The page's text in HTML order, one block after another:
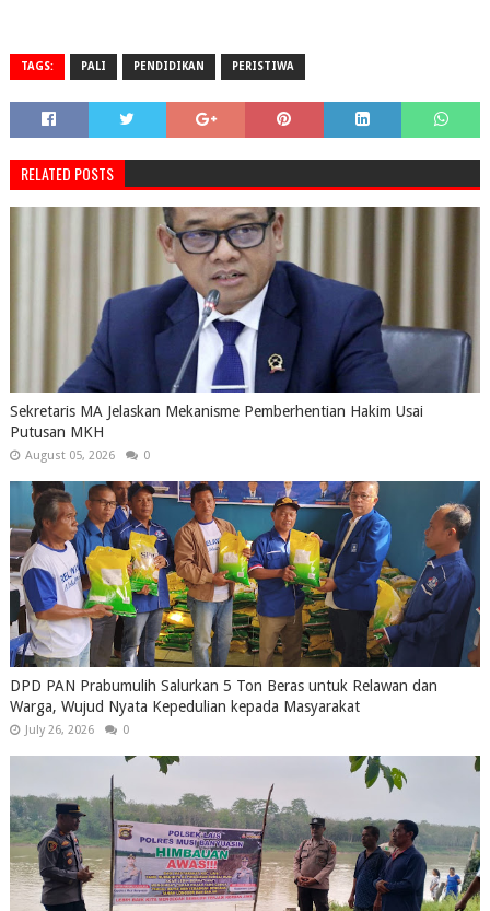
TAGS: PALI PENDIDIKAN PERISTIWA
RELATED POSTS
Sekretaris MA Jelaskan Mekanisme Pemberhentian Hakim Usai
Putusan MKH
August 05, 2026 0
DPD PAN Prabumulih Salurkan 5 Ton Beras untuk Relawan dan
Warga, Wujud Nyata Kepedulian kepada Masyarakat
July 26, 2026 0